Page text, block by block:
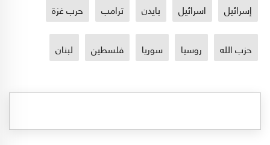
إسرائيل اسرائيل بايدن ترامب حرب غزة
حزب الله روسيا سوريا فلسطين لبنان